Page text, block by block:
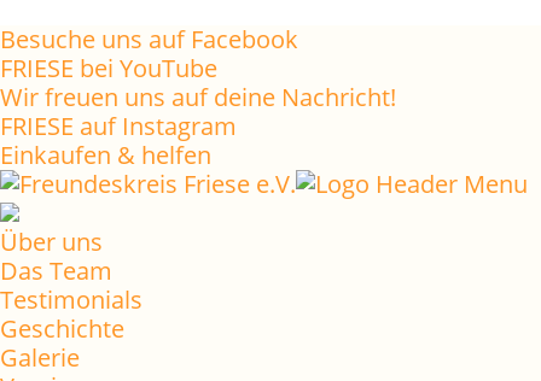
Besuche uns auf Facebook
FRIESE bei YouTube
Wir freuen uns auf deine Nachricht!
FRIESE auf Instagram
Einkaufen & helfen
Über uns
Das Team
Testimonials
Geschichte
Galerie